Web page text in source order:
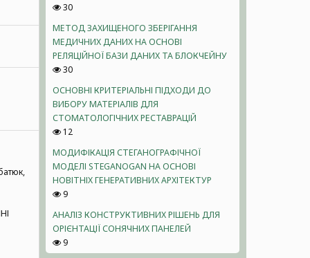
30
МЕТОД ЗАХИЩЕНОГО ЗБЕРІГАННЯ
МЕДИЧНИХ ДАНИХ НА ОСНОВІ
РЕЛЯЦІЙНОЇ БАЗИ ДАНИХ ТА БЛОКЧЕЙНУ
30
ОСНОВНІ КРИТЕРІАЛЬНІ ПІДХОДИ ДО
ВИБОРУ МАТЕРІАЛІВ ДЛЯ
СТОМАТОЛОГІЧНИХ РЕСТАВРАЦІЙ
12
МОДИФІКАЦІЯ СТЕГАНОГРАФІЧНОЇ
МОДЕЛІ STEGANOGAN НА ОСНОВІ
НОВІТНІХ ГЕНЕРАТИВНИХ АРХІТЕКТУР
9
АНАЛІЗ КОНСТРУКТИВНИХ РІШЕНЬ ДЛЯ
ОРІЄНТАЦІЇ СОНЯЧНИХ ПАНЕЛЕЙ
9